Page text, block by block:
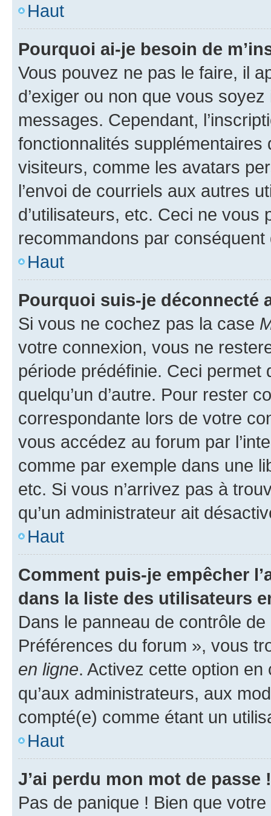
Haut
Pourquoi ai-je besoin de
Vous pouvez ne pas le faire, il
d’exiger ou non que vous
messages. Cependant,
fonctionnalités
visiteurs, comme les avatars
l’envoi de courriels aux autres
d’utilisateurs, etc. Ceci ne vous
recommandons par conséquent
Haut
Pourquoi suis-je déconnecté
Si vous ne cochez pas la case
votre connexion, vous ne
période prédéfinie. Ceci permet
quelqu’un d’autre. Pour rester
correspondante lors de votre
vous accédez au forum par
comme par exemple dans une
etc. Si vous n’arrivez pas à
qu’un administrateur ait
Haut
Comment puis-je empêcher
dans la liste des utilisateurs
Dans le panneau de contrôle
Préférences du forum », vous
en ligne. Activez cette option
qu’aux administrateurs, aux
compté(e) comme étant un
Haut
J’ai perdu mon mot de passe !
Pas de panique ! Bien que